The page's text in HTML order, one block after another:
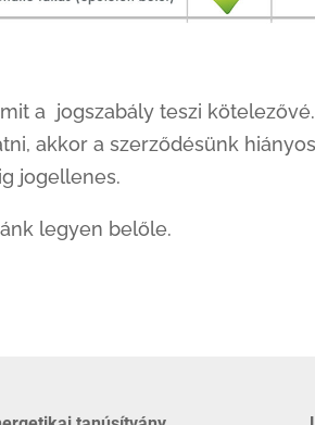
a jogszabály teszi
akkor a szerződésünk
jogellenes.
legyen belőle.